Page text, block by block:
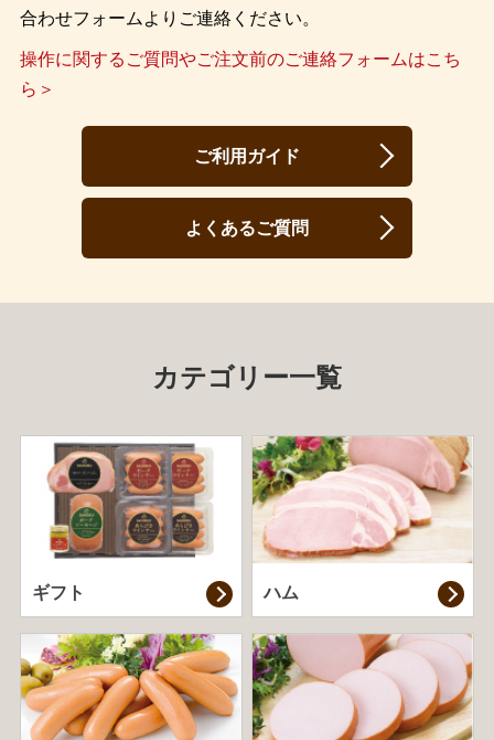
合わせフォームよりご連絡ください。
操作に関するご質問やご注文前のご連絡フォームはこち
ら＞
ご利用ガイド
よくあるご質問
カテゴリー一覧
ギフト ハム